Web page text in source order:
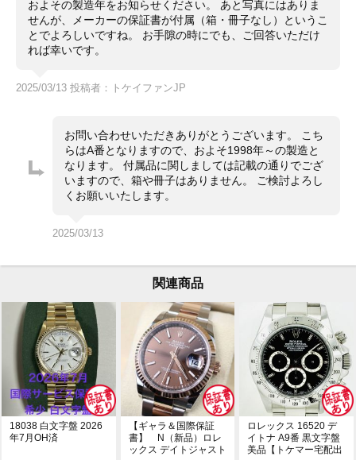
ーツが入荷いたしました。
なかなか入荷しない希少なお品物です。メーカーで、
2024年に電池交換しているお品物なのでご安心してご
デザインが特徴的です。
操作も煩わしくなくおすすめのお品物です。
※店頭でも販売をしておりますので、売り切れの際はご
了承ください。ご来店前に在庫の有無のご確認をお勧め
します。
※価格に関してのお問い合わせはメッセージでご質問頂
いてもお答えしておりません。直接店頭へお問い合わせ
お問い合わせ先
TEL:03-5318-5250
およその製造年をお知らせください。 あと写真にはありま
せんが、メーカーの保証書が付属（箱・冊子なし）というこ
とでよろしいですね。 お手隙の時にでも、ご回答いただけ
れば幸いです。
2025/03/13 投稿者：トケイファンJP
お問い合わせいただきありがとうございます。 こち
らはA番となりますので、およそ1998年～の製造と
なります。 付属品に関しましては記載の通りでござ
いますので、箱や冊子はありません。 ご検討よろし
くお願いいたします。
2025/03/13
関連商品
18038 白文字盤 2026
年7月OH済
【ギャラ＆国際保証
書】 N（新品）ロレ
ックス デイトジャスト
ロレックス 16520 デ
イトナ A9番 黒文字盤
美品【トケマー宅配出